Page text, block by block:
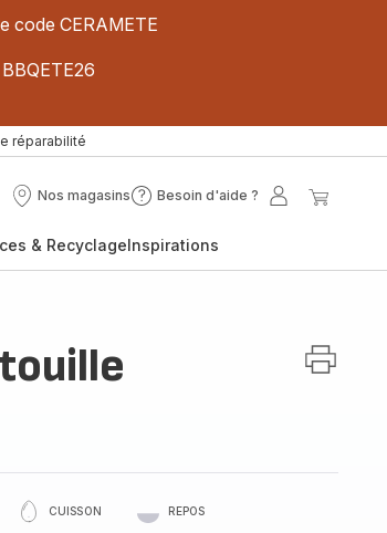
code CERAMETE
réparabilité
Nos magasins
Nos
Besoin d'aide ?
Besoin
?
Mon
& RecyclageInspirations
CUISSON REPOS